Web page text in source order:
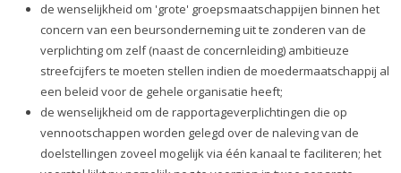
de wenselijkheid om 'grote' groepsmaatschappijen binnen het
concern van een beursonderneming uit te zonderen van de
verplichting om zelf (naast de concernleiding) ambitieuze
streefcijfers te moeten stellen indien de moedermaatschappij al
een beleid voor de gehele organisatie heeft;
de wenselijkheid om de rapportageverplichtingen die op
vennootschappen worden gelegd over de naleving van de
doelstellingen zoveel mogelijk via één kanaal te faciliteren; het